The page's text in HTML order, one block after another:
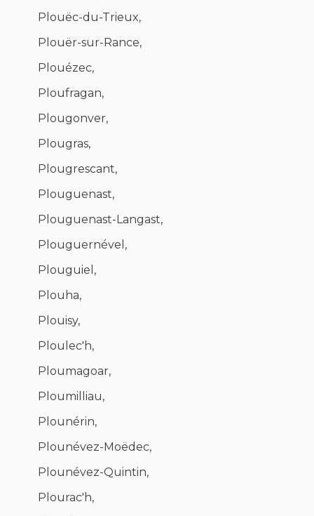
Plouëc-du-Trieux,
Plouër-sur-Rance,
Plouézec,
Ploufragan,
Plougonver,
Plougras,
Plougrescant,
Plouguenast,
Plouguenast-Langast,
Plouguernével,
Plouguiel,
Plouha,
Plouisy,
Ploulec'h,
Ploumagoar,
Ploumilliau,
Plounérin,
Plounévez-Moëdec,
Plounévez-Quintin,
Plourac'h,